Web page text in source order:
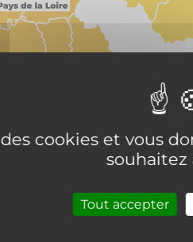
cookies et vous
souhaitez
Tout accepter